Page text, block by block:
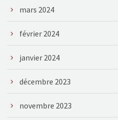
mars 2024
février 2024
janvier 2024
décembre 2023
novembre 2023